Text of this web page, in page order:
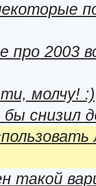
про 2003
молчу! :)
снизил
такой